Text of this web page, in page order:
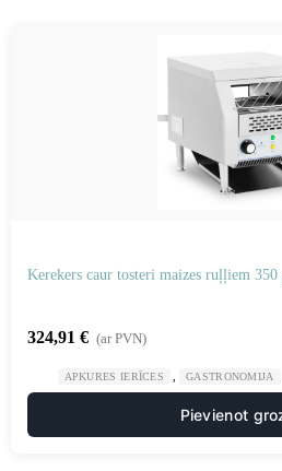
Kerekers caur tosteri maizes ruļļiem
324,91 € (ar PVN)
APKURES IERĪCES GASTRONOMIJA
Pievienot